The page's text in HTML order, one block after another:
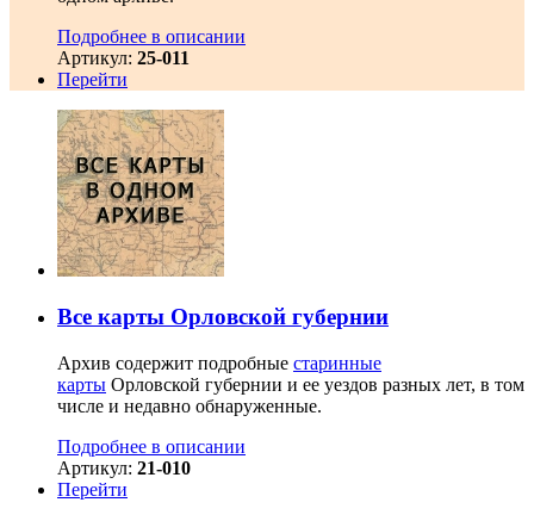
Подробнее в описании
Артикул: 25-011
Перейти
Все карты Орловской губернии
Архив содержит подробные старинные
карты Орловской губернии и ее уездов разных лет, в том
числе и недавно обнаруженные.
Подробнее в описании
Артикул: 21-010
Перейти